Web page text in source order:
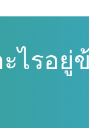
ไรอยู่